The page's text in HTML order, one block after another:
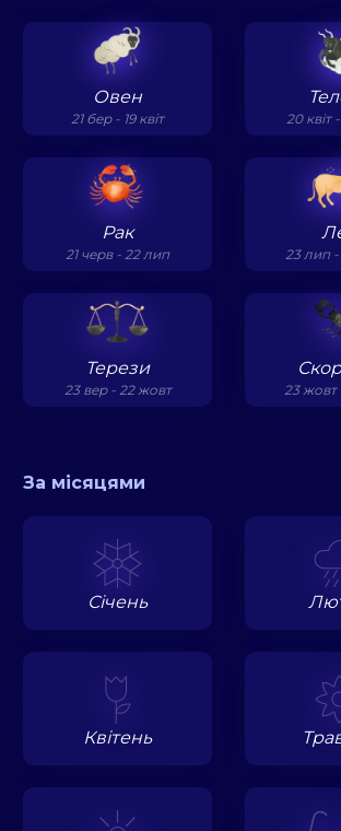
Овен
21 бер - 19 квіт 20 квіт
Рак
21 черв - 22 лип 23 лип
Терези
23 вер - 22 жовт 23 жовт
За місяцями
Січень
Квітень